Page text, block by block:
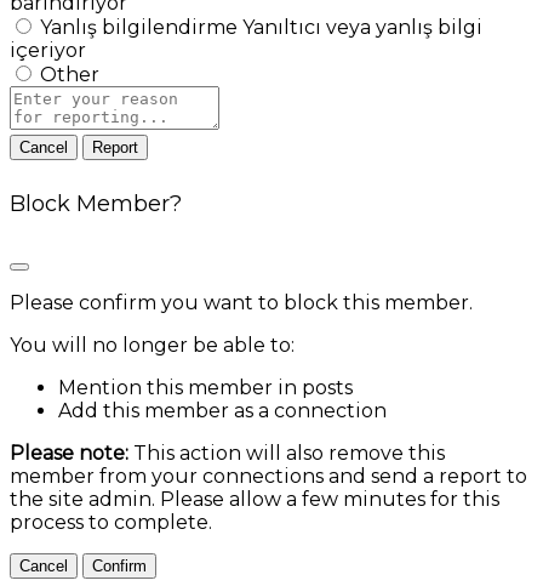
Yanlış bilgilendirme Yanıltıcı veya yanlış bilgi
içeriyor
Other
Report
note
Report
Block Member?
Please confirm you want to block this member.
You will no longer be able to:
Mention this member in posts
Add this member as a connection
Please note: This action will also remove this
member from your connections and send a report to
the site admin. Please allow a few minutes for this
process to complete.
Confirm